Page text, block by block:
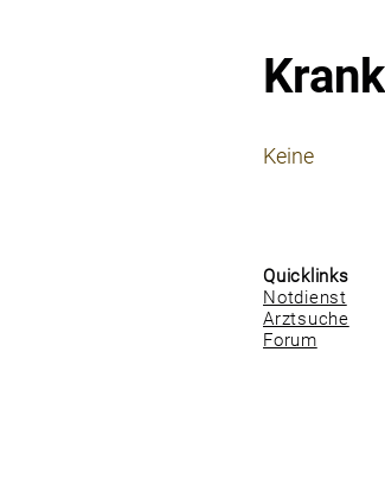
Keine
Quicklinks
Notdienst
Arztsuche
Forum